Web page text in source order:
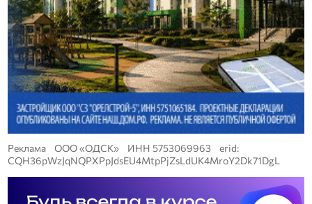
Реклама ООО «ОДСК» ИНН 5753069963 erid:
CQH36pWzJqNQPXPpJdsEU4MtpPjZsLdUK4MroY2Dk71DgL